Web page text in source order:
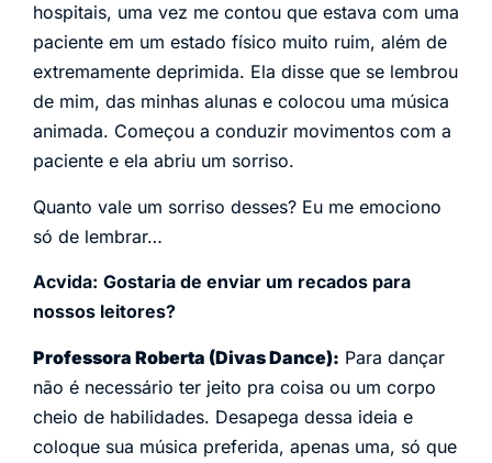
hospitais, uma vez me contou que estava com uma
paciente em um estado físico muito ruim, além de
extremamente deprimida. Ela disse que se lembrou
de mim, das minhas alunas e colocou uma música
animada. Começou a conduzir movimentos com a
paciente e ela abriu um sorriso.
Quanto vale um sorriso desses? Eu me emociono
só de lembrar…
Acvida: Gostaria de enviar um recados para
nossos leitores?
Professora Roberta (Divas Dance): Para dançar
não é necessário ter jeito pra coisa ou um corpo
cheio de habilidades. Desapega dessa ideia e
coloque sua música preferida, apenas uma, só que